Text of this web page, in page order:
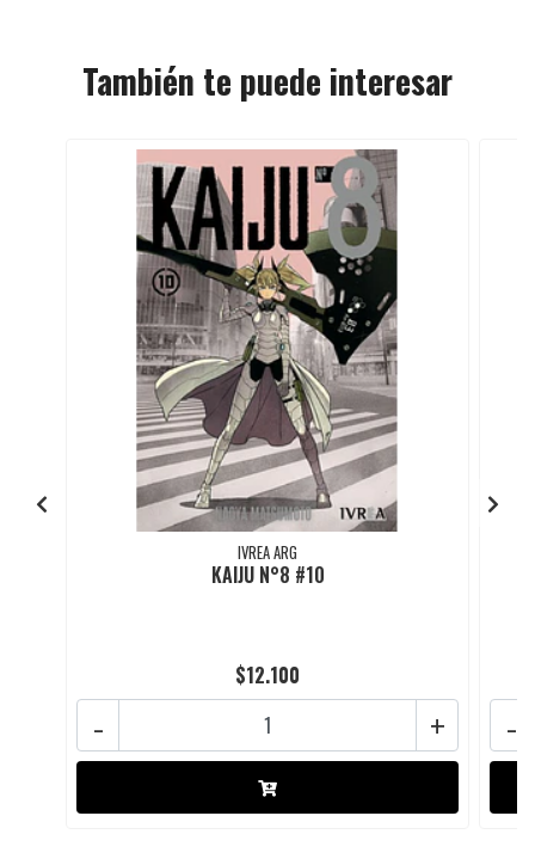
También te puede interesar
IVREA ARG
KAIJU N°8 #10
$12.100
+
- -